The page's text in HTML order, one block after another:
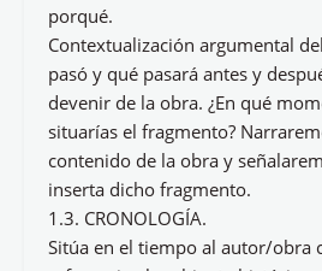
porqué.
Contextualización argumental
pasó y qué pasará antes y
devenir de la obra. ¿En qué
situarías el fragmento?
contenido de la obra y
inserta dicho fragmento.
1.3. CRONOLOGÍA.
Sitúa en el tiempo al autor/obra